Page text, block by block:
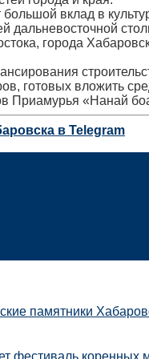
вклад в
дальневосточной
города
готовых вложить
Приамурья «Нанай
в Telegram
памятники
фестиваль